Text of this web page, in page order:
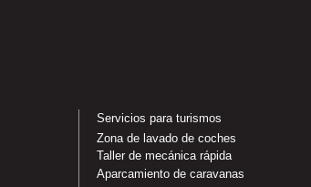
Servicios para turismos
Zona de lavado de coches
Taller de mecánica rápida
Aparcamiento de caravanas